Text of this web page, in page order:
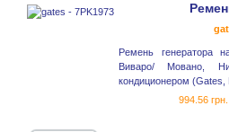
Ремень генератора
Виваро/ Мовано,
кондиционером (Gates,
994.56 грн.